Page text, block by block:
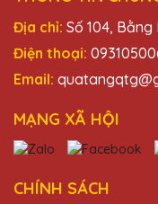
Quà Tặng
Trần
25/11/2025
Dịch vụ
tiếp tục
Địa chỉ: Số 104,
Điện thoại:
Email:
MẠNG XÃ HỘI
CHÍNH SÁCH